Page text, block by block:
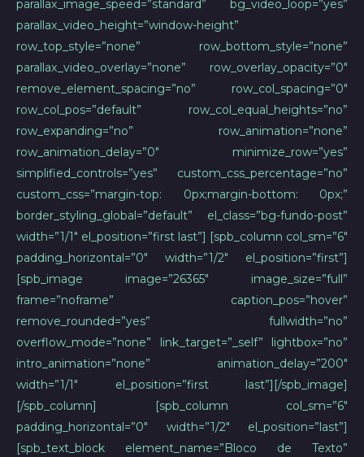
parallax_image_speed=”standard” bg_video_loop=”yes”
parallax_video_height=”window-height”
row_top_style=”none” row_bottom_style=”none”
parallax_video_overlay=”none” row_overlay_opacity=”0″
remove_element_spacing=”no” row_col_spacing=”0″
row_col_pos=”default” row_col_equal_heights=”no”
row_expanding=”no” row_animation=”none”
row_animation_delay=”0″ minimize_row=”yes”
simplified_controls=”yes” custom_css_percentage=”no”
custom_css=”margin-top: 0px;margin-bottom: 0px;”
border_styling_global=”default” el_class=”bg-fundo-post”
width=”1/1″ el_position=”first last”] [spb_column col_sm=”6″
padding_horizontal=”0″ width=”1/2″ el_position=”first”]
[spb_image image=”26365″ image_size=”full”
frame=”noframe” caption_pos=”hover”
remove_rounded=”yes” fullwidth=”no”
overflow_mode=”none” link_target=”_self” lightbox=”no”
intro_animation=”none” animation_delay=”200″
width=”1/1″ el_position=”first last”][/spb_image]
[/spb_column] [spb_column col_sm=”6″
padding_horizontal=”0″ width=”1/2″ el_position=”last”]
[spb_text_block element_name=”Bloco de Texto”